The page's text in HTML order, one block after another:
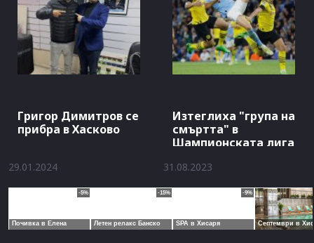
Григор Димитров се
прибра в Хасково
29.01.2024
Изтеглиха "група на
смъртта" в
Шампионската лига
31.08.2023